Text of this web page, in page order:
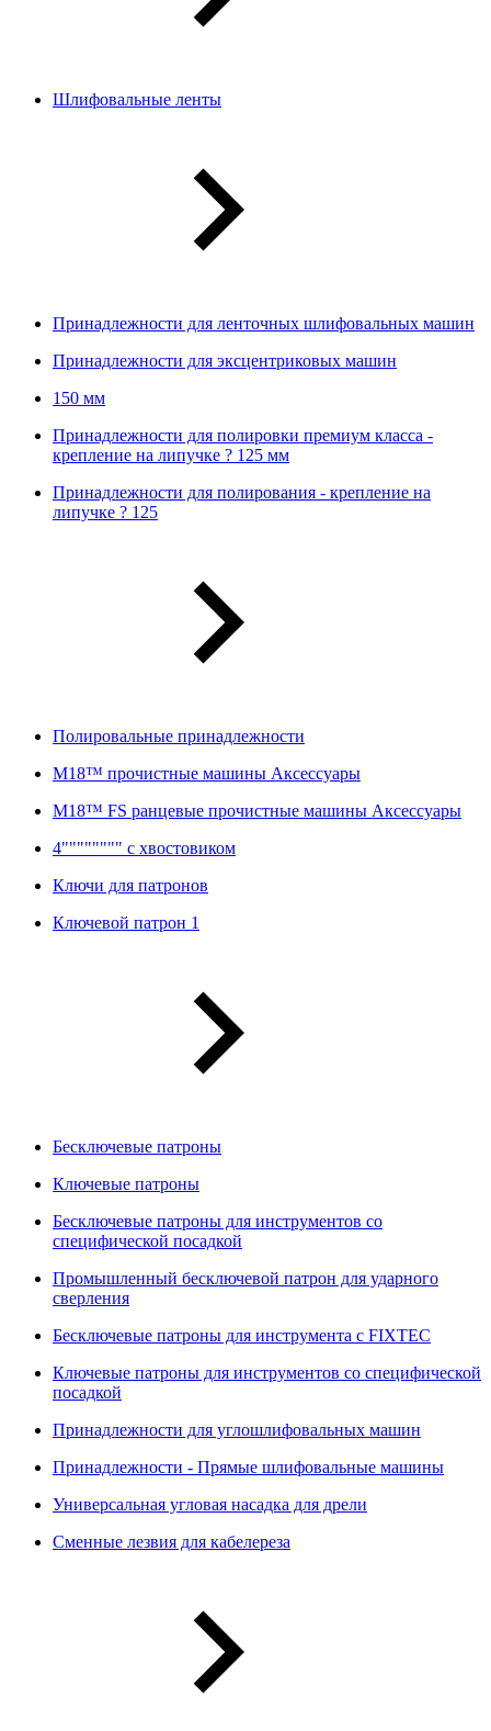
Шлифовальные ленты
Принадлежности для ленточных шлифовальных машин
Принадлежности для эксцентриковых машин
150 мм
Принадлежности для полировки премиум класса -
крепление на липучке ? 125 мм
Принадлежности для полирования - крепление на
липучке ? 125
Полировальные принадлежности
M18™ прочистные машины Аксессуары
M18™ FS ранцевые прочистные машины Аксессуары
4"""""""" с хвостовиком
Ключи для патронов
Ключевой патрон 1
Бесключевые патроны
Ключевые патроны
Бесключевые патроны для инструментов со
специфической посадкой
Промышленный бесключевой патрон для ударного
сверления
Бесключевые патроны для инструмента с FIXTEC
Ключевые патроны для инструментов со специфической
посадкой
Принадлежности для углошлифовальных машин
Принадлежности - Прямые шлифовальные машины
Универсальная угловая насадка для дрели
Сменные лезвия для кабелереза